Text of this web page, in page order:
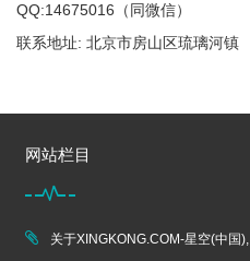
QQ:14675016（同微信）
联系地址: 北京市房山区琉璃河镇
网站栏目
关于XINGKONG.COM-星空(中国),